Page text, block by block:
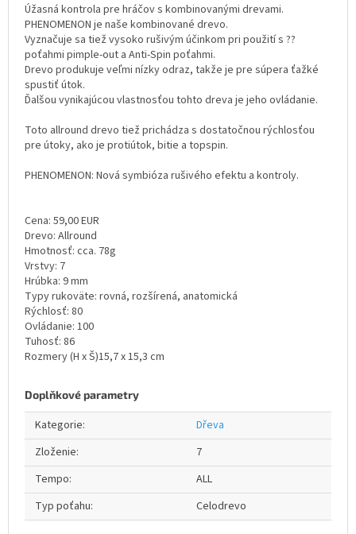
Úžasná kontrola pre hráčov s kombinovanými drevami.
PHENOMENON je naše kombinované drevo.
Vyznačuje sa tiež vysoko rušivým účinkom pri použití s ??
poťahmi pimple-out a Anti-Spin poťahmi.
Drevo produkuje veľmi nízky odraz, takže je pre súpera ťažké
spustiť útok.
Ďalšou vynikajúcou vlastnosťou tohto dreva je jeho ovládanie.
Toto allround drevo tiež prichádza s dostatočnou rýchlosťou
pre útoky, ako je protiútok, bitie a topspin.
PHENOMENON: Nová symbióza rušivého efektu a kontroly.
Cena: 59,00 EUR
Drevo: Allround
Hmotnosť: cca. 78g
Vrstvy: 7
Hrúbka: 9 mm
Typy rukoväte: rovná, rozšírená, anatomická
Rýchlosť: 80
Ovládanie: 100
Tuhosť: 86
Rozmery (H x Š)15,7 x 15,3 cm
Doplňkové parametry
Kategorie:
Dřeva
Zloženie:
7
Tempo:
ALL
Typ poťahu: Celodrevo